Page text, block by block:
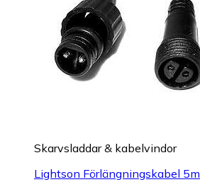
Skarvsladdar & kabelvindor
Lightson Förlängningskabel 5m